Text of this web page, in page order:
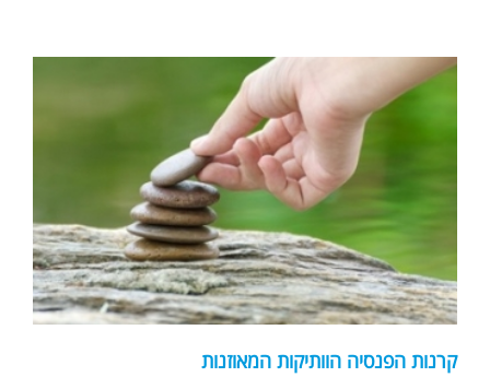
קרנות הפנסיה הוותיקות המאוזנות